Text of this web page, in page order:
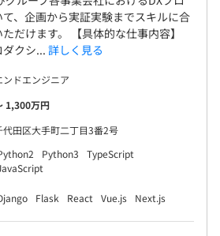
、企画から実証実験までスキルに合
だけます。 【具体的な仕事内容】
ダクシ... 詳しく見る
ンドエンジニア
1,300万円
代田区大手町二丁目3番2号
Python3
TypeScript
Flask React Vue.js Next.js